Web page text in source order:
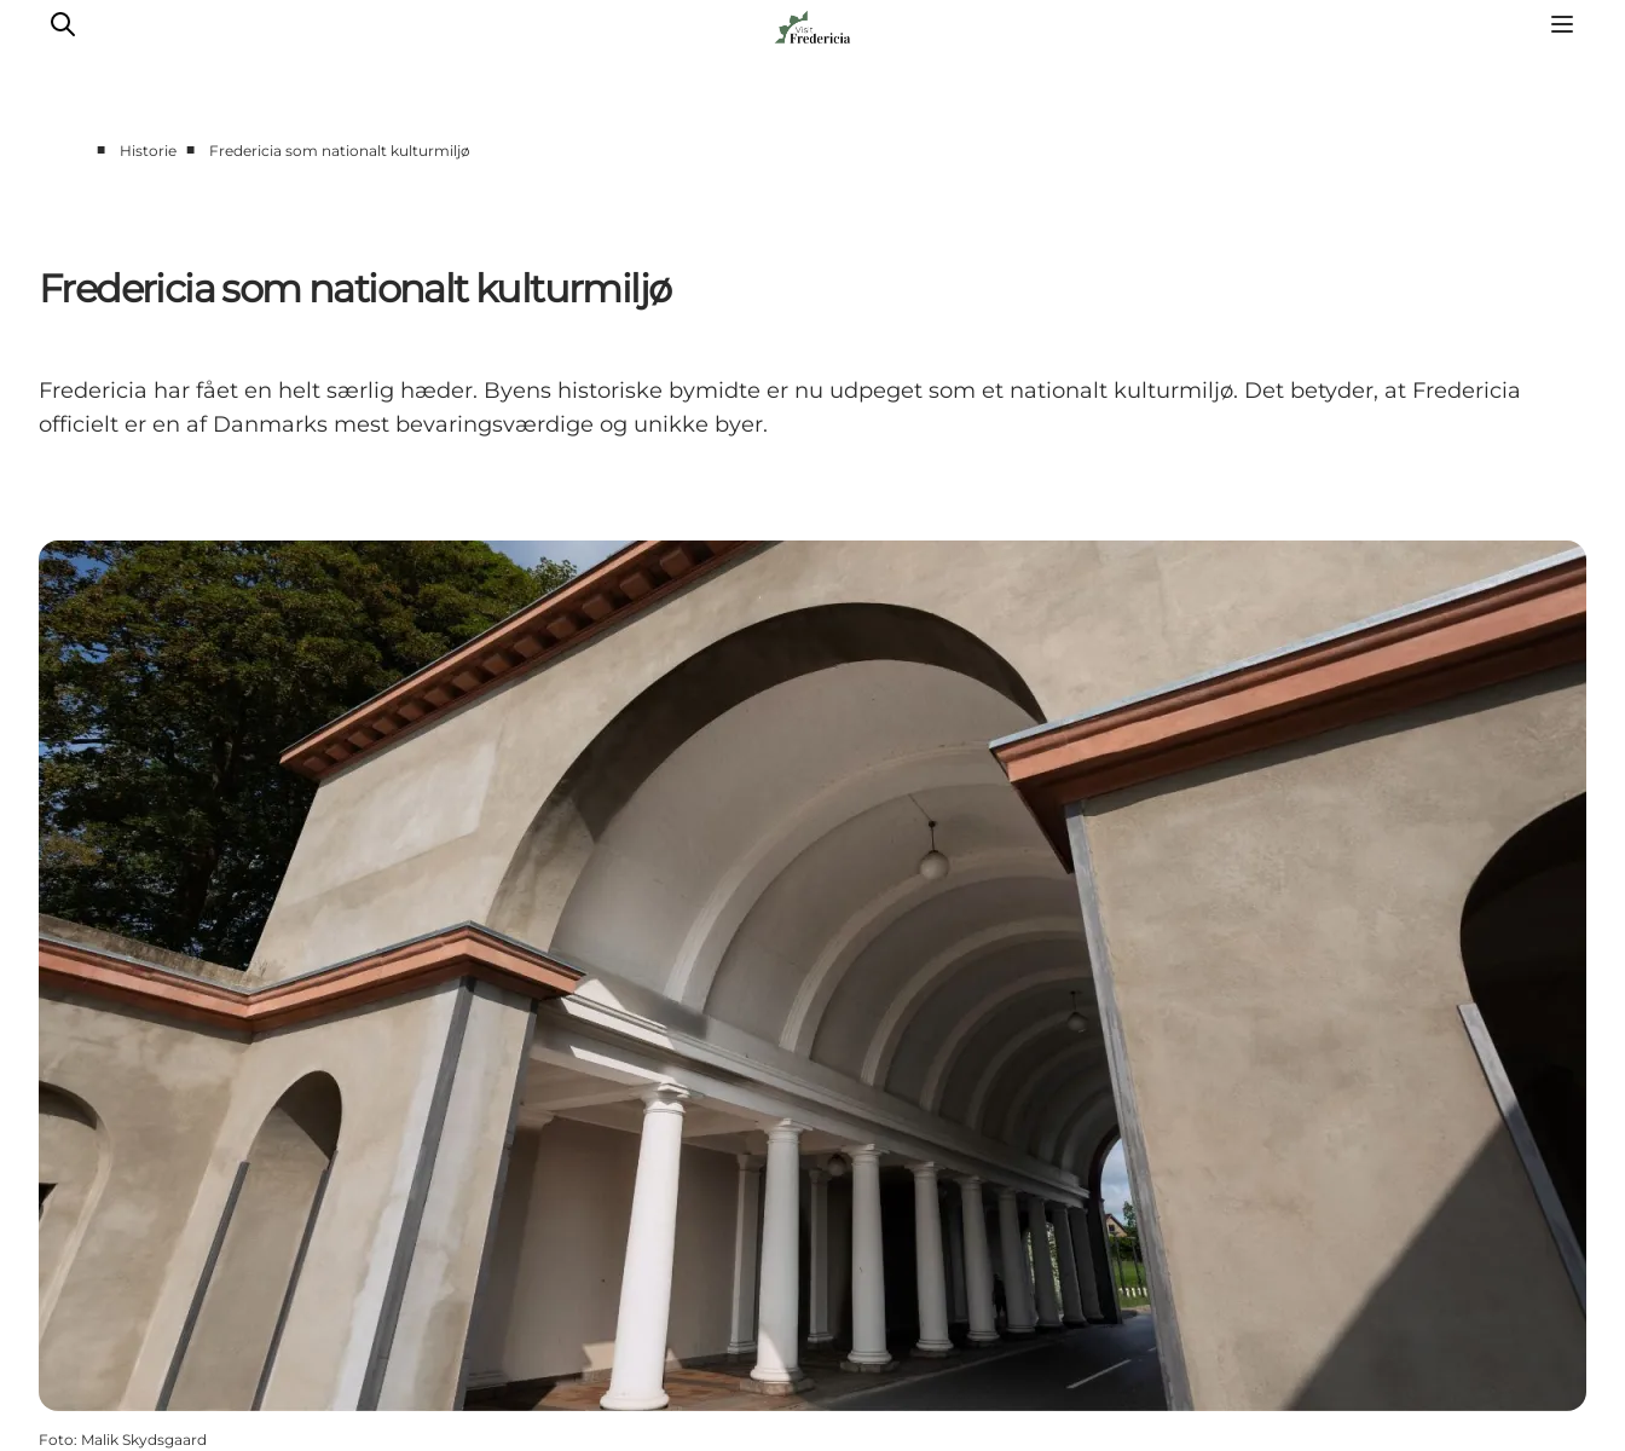
Spisesteder
Overnatning
Book guidet tur
■ Historie ■ Fredericia som nationalt kulturmiljø
Fredericia som nationalt kulturmiljø
Fredericia har fået en helt særlig hæder. Byens historiske bymidte er nu udpeget som et nationalt kulturmiljø. Det betyder, at Fredericia
officielt er en af Danmarks mest bevaringsværdige og unikke byer.
Foto: Malik Skydsgaard